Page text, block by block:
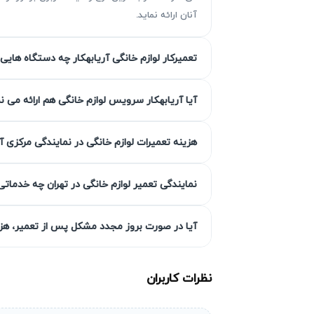
چرا تعمیر موتور ظرفشویی
تعمیر موتور ظرفشویی در زمان مناسب از
ظرفشویی به دلیل ساختار فنی حساس‌شان
طول عمر دستگاه گردد.
خرابی بیشتر و افزایش هزینه تعمیر
کامل قطعات اصلی و چندبرابر شدن
آنان ارائه نماید.
تعمیرکار لوازم خانگی آریابهکار چه دستگاه
آیا آریابهکار سرویس لوازم خانگی هم ارائه می
هزینه تعمیرات لوازم خانگی در نمایندگی
نمایندگی تعمیر لوازم خانگی در تهران چه
آیا در صورت بروز مجدد مشکل پس از تعمیر،
نظرات کاربران